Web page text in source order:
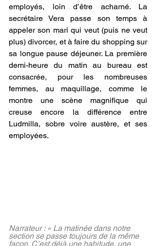
employés, loin d’être acharné. La
secrétaire Vera passe son temps à
appeler son mari qui veut (puis ne veut
plus) divorcer, et à faire du shopping sur
sa longue pause déjeuner. La première
demi-heure du matin au bureau est
consacrée, pour les nombreuses
femmes, au maquillage, comme le
montre une scène magnifique qui
creuse encore la différence entre
Ludmilla, sobre voire austère, et ses
employées.
Narrateur : « La matinée dans notre
section se passe toujours de la même
façon. C’est déjà une habitude, une